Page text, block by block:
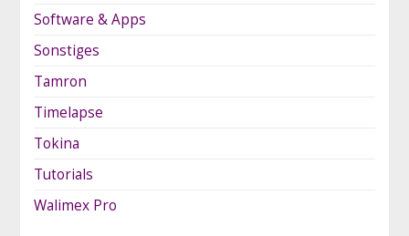
Software & Apps
Sonstiges
Tamron
Timelapse
Tokina
Tutorials
Walimex Pro